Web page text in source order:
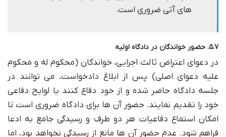
های آتی ضروری است.
۵.۷. حضور خواندگان در دادگاه اولیه
در دعوای اعتراض ثالث اجرایی، خواندگان (محکوم له و محکوم
علیه دعوای اصلی) پس از ابلاغ دادخواست، می توانند در
جلسه دادگاه حاضر شده و از خود دفاع کنند یا لوایح دفاعی
خود را تقدیم نمایند. حضور آن ها برای دادگاه ضروری است تا
امکان استماع دفاعیات هر دو طرف و رسیدگی جامع به ادعا
فراهم شود. عدم حضور آن ها مانع از رسیدگی نخواهد بود، اما